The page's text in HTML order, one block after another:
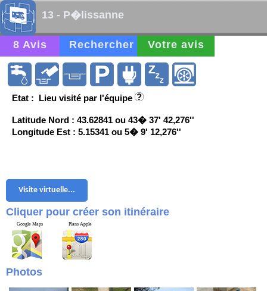
13 - P�lissanne
8 Avis Rechercher Votre avis
Etat : Lieu visité par l'équipe
Latitude Nord : 43.62841 ou 43� 37' 42,276''
Longitude Est : 5.15341 ou 5� 9' 12,276''
Visite virtuelle...
Cliquer pour créer son itinéraire
Google Maps Plans Apple
Photos